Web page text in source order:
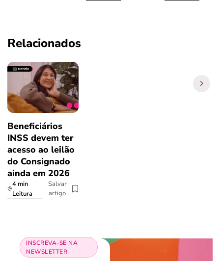
Relacionados
Beneficiários
INSS devem ter
acesso ao leilão
do Consignado
ainda em 2026
4 min
Leitura
Salvar
artigo
INSCREVA-SE NA
NEWSLETTER